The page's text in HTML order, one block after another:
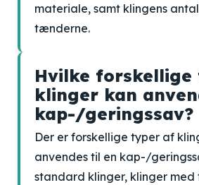
materiale, samt klingens
tænderne.
Hvilke
klinger kan
kap-/geringssav?
Der er forskellige typer af
anvendes til en kap-/
standard klinger, klinger